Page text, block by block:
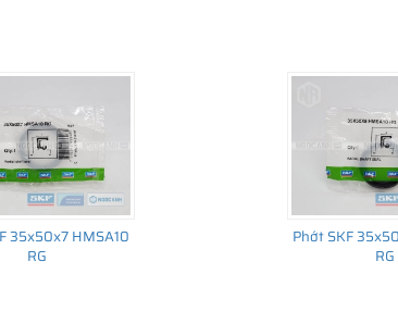
35x50x7 HMSA10
RG
Phớt SKF
RG